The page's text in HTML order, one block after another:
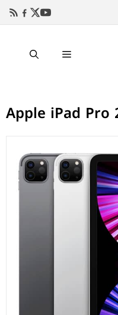
القائمة